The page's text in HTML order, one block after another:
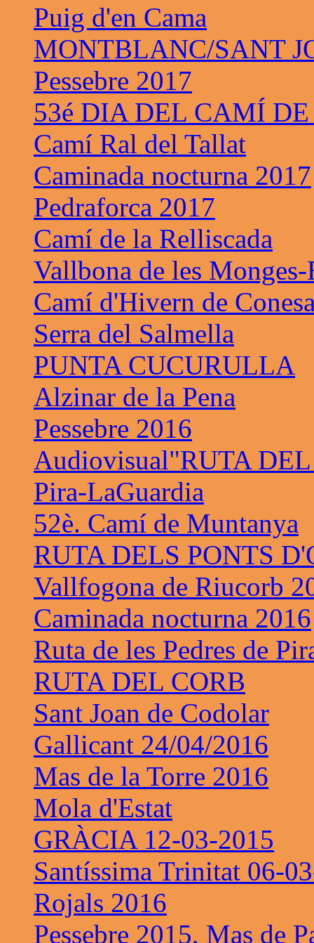
Puig d'en Cama
MONTBLANC/SANT
Pessebre 2017
53é DIA DEL CAMÍ
Camí Ral del Tallat
Caminada nocturna 2017
Pedraforca 2017
Camí de la Relliscada
Vallbona de les
Camí d'Hivern de
Serra del Salmella
PUNTA CUCURULLA
Alzinar de la Pena
Pessebre 2016
Audiovisual"RUTA
Pira-LaGuardia
52è. Camí de Muntanya
RUTA DELS PONTS
Vallfogona de Riucorb
Caminada nocturna 2016
Ruta de les Pedres de
RUTA DEL CORB
Sant Joan de Codolar
Gallicant 24/04/2016
Mas de la Torre 2016
Mola d'Estat
GRÀCIA 12-03-2015
Santíssima Trinitat 06-
Rojals 2016
Pessebre 2015, Mas de